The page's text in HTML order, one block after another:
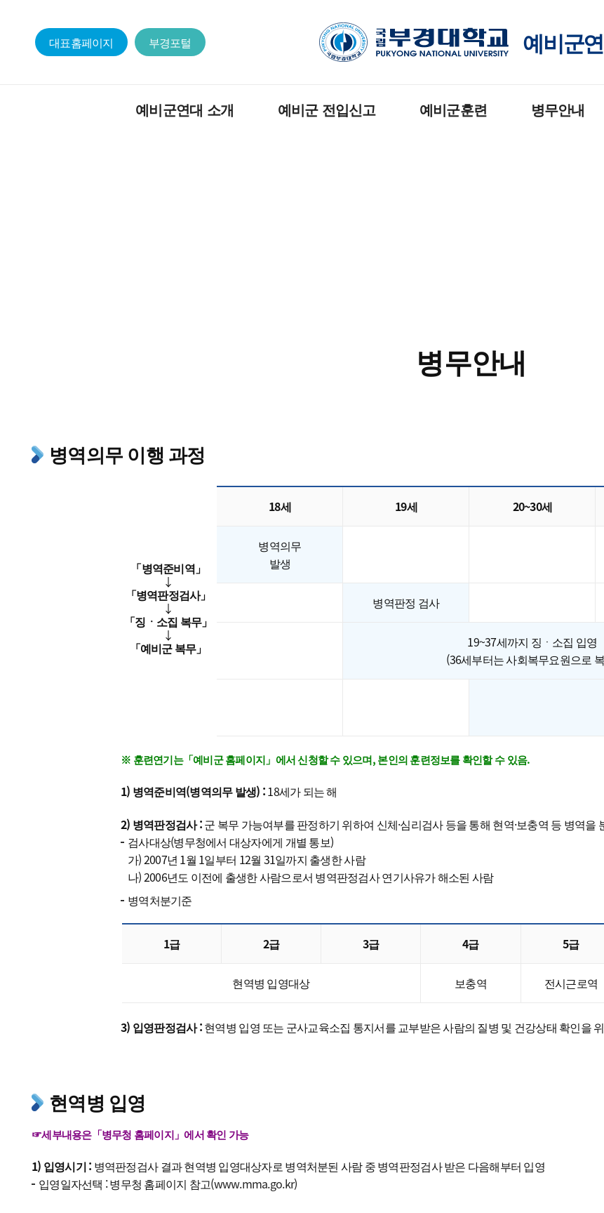
예비군
대표홈페이지 부경포털
예비군연대 소개 예비군 전입신고 예비군훈련 병무안내
병무안내
병역의무 이행 과정
「병역준비역」
↓
「병역판정검사」
↓
「징ㆍ소집 복무」
↓
「예비군 복무」
18세 19세 20~30세
병역의무
발생
병역판정 검사
19~37세까지 징ㆍ소집 입영
(36세부터는 사회복무요원으로
※ 훈련연기는「예비군 홈페이지」에서 신청할 수 있으며, 본인의 훈련정보를 확인할 수 있음.
1) 병역준비역(병역의무 발생) :18세가 되는 해
2) 병역판정검사 :군 복무 가능여부를 판정하기 위하여 신체·심리검사 등을 통해 현역·보충역 등 병역을
검사대상(병무청에서 대상자에게 개별 통보)
가) 2007년 1월 1일부터 12월 31일까지 출생한 사람
나) 2006년도 이전에 출생한 사람으로서 병역판정검사 연기사유가 해소된 사람
병역처분기준
1급 2급 3급 4급 5급
현역병 입영대상 보충역 전시근로역
3) 입영판정검사 :현역병 입영 또는 군사교육소집 통지서를 교부받은 사람의 질병 및 건강상태 확인을
현역병 입영
☞세부내용은「병무청 홈페이지」에서 확인 가능
1) 입영시기 : 병역판정검사 결과 현역병 입영대상자로 병역처분된 사람 중 병역판정검사 받은 다음해부터 입영
입영일자선택 : 병무청 홈페이지 참고(www.mma.go.kr)